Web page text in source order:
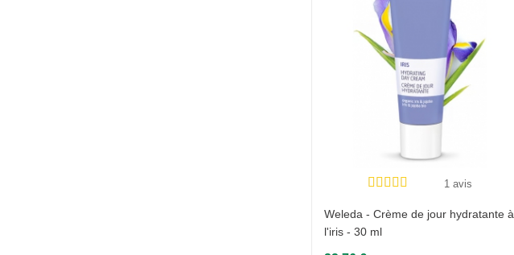
1 avis
Weleda - Crème de jour hydratante à
l'iris - 30 ml